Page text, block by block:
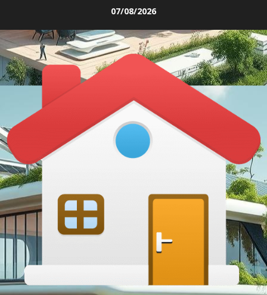
content
07/08/2026